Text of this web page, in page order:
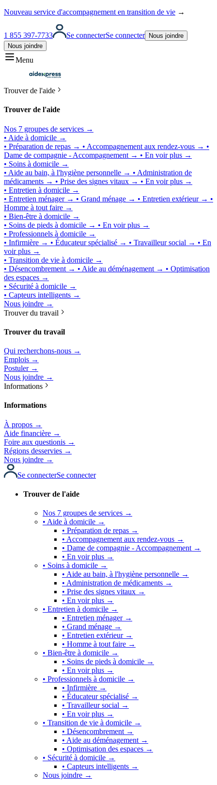
Nouveau service d'accompagnement en transition de vie →
1 855 397-7733 Se connecterSe connecter
Nous joindre
Nous joindre
Menu
Trouver de l'aide
Trouver de l'aide
Nos 7 groupes de services →
• Aide à domicile →
• Préparation de repas → • Accompagnement aux rendez-vous → •
Dame de compagnie - Accompagnement → • En voir plus →
• Soins à domicile →
• Aide au bain, à l'hygiène personnelle → • Administration de
médicaments → • Prise des signes vitaux → • En voir plus →
• Entretien à domicile →
• Entretien ménager → • Grand ménage → • Entretien extérieur → •
Homme à tout faire →
• Bien-être à domicile →
• Soins de pieds à domicile → • En voir plus →
• Professionnels à domicile →
• Infirmière → • Éducateur spécialisé → • Travailleur social → • En
voir plus →
• Transition de vie à domicile →
• Désencombrement → • Aide au déménagement → • Optimisation
des espaces →
• Sécurité à domicile →
• Capteurs intelligents →
Nous joindre →
Trouver du travail
Trouver du travail
Qui recherchons-nous →
Emplois →
Postuler →
Nous joindre →
Informations
Informations
À propos →
Aide financière →
Foire aux questionis →
Régions desservies →
Nous joindre →
Se connecterSe connecter
Trouver de l'aide
Nos 7 groupes de services →
• Aide à domicile →
• Préparation de repas →
• Accompagnement aux rendez-vous →
• Dame de compagnie - Accompagnement →
• En voir plus →
• Soins à domicile →
• Aide au bain, à l'hygiène personnelle →
• Administration de médicaments →
• Prise des signes vitaux →
• En voir plus →
• Entretien à domicile →
• Entretien ménager →
• Grand ménage →
• Entretien extérieur →
• Homme à tout faire →
• Bien-être à domicile →
• Soins de pieds à domicile →
• En voir plus →
• Professionnels à domicile →
• Infirmière →
• Éducateur spécialisé →
• Travailleur social →
• En voir plus →
• Transition de vie à domicile →
• Désencombrement →
• Aide au déménagement →
• Optimisation des espaces →
• Sécurité à domicile →
• Capteurs intelligents →
Nous joindre →